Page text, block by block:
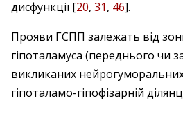
дисфункції [20, 31, 46].
Прояви ГСПП залежать від
гіпоталамуса (переднього чи
викликаних
гіпоталамо-гіпофізарній